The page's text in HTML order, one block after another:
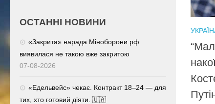
ОСТАННІ НОВИНИ
«Закрита» нарада Міноборони рф
виявилася не такою вже закритою
07-08-2026
«Едельвейс» чекає. Контракт 18–24 — для
тих, хто готовий діяти. 🇺🇦